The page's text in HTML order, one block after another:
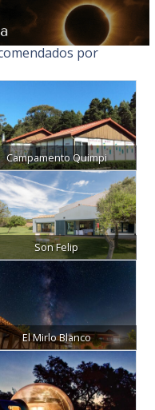
por
Campamento Quimpi
Son Felip
El Mirlo Blanco